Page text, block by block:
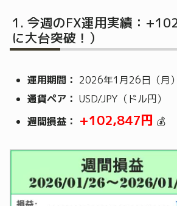
今週のFX運用実績：
に大台突破！）
運用期間： 2026年1月26日（月
通貨ペア： USD/JPY（ドル円）
週間損益： +102,847円 💰